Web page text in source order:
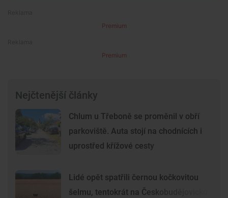
Premium
Premium
Nejčtenější články
Chlum u Třeboně se proměnil v obří
parkoviště. Auta stojí na chodnících i
uprostřed křížové cesty
Lidé opět spatřili černou kočkovitou
šelmu, tentokrát na Českobudějovicku